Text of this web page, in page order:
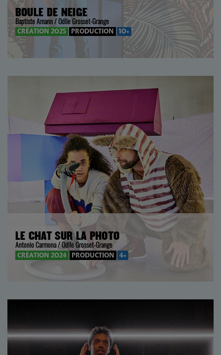
BOULE DE NEIGE
Baptiste Amann / Odile Grosset-Grange
CRÉATION 2025 PRODUCTION 10+
LE CHAT SUR LA PHOTO
Antonio Carmona / Odile Grosset-Grange
CRÉATION 2024 PRODUCTION 4+